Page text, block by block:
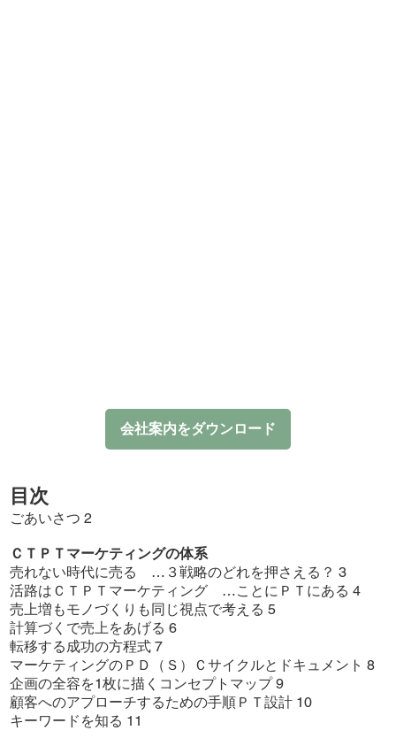
目次
ごあいさつ 2
ＣＴＰＴマーケティングの体系
売れない時代に売る …３戦略のどれを押さえる？ 3
活路はＣＴＰＴマーケティング …ことにＰＴにある 4
売上増もモノづくりも同じ視点で考える 5
計算づくで売上をあげる 6
転移する成功の方程式 7
マーケティングのＰＤ（Ｓ）Ｃサイクルとドキュメント 8
企画の全容を1枚に描くコンセプトマップ 9
顧客へのアプローチするための手順ＰＴ設計 10
キーワードを知る 11
会社案内をダウンロード